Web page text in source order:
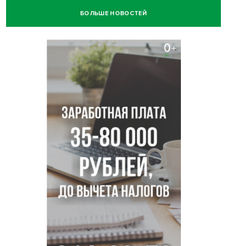
Африканский врач поразил новосибирцев в травмпункте
Покрытие рулежных дорожек обновили в аэропорту
Толмачево по нацпроекту
В Новосибирске зафиксирован рост заболеваемости
энтеровирусной инфекцией
В Новосибирске осудили внука за продажу дедова ружья
БОЛЬШЕ НОВОСТЕЙ